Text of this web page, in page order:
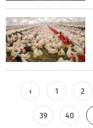
‹ 1 2
39 40